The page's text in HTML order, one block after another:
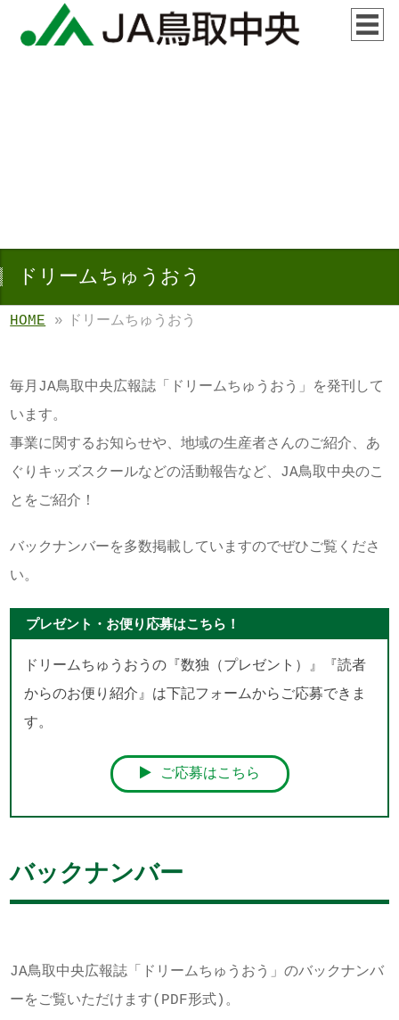
ドリームちゅうおう
HOME » ドリームちゅうおう
毎月JA鳥取中央広報誌「ドリームちゅうおう」を発刊して
います。
事業に関するお知らせや、地域の生産者さんのご紹介、あ
ぐりキッズスクールなどの活動報告など、JA鳥取中央のこ
とをご紹介！
バックナンバーを多数掲載していますのでぜひご覧くださ
い。
プレゼント・お便り応募はこちら！
ドリームちゅうおうの『数独（プレゼント）』『読者
からのお便り紹介』は下記フォームからご応募できま
す。
ご応募はこちら
バックナンバー
JA鳥取中央広報誌「ドリームちゅうおう」のバックナンバ
ーをご覧いただけます(PDF形式)。